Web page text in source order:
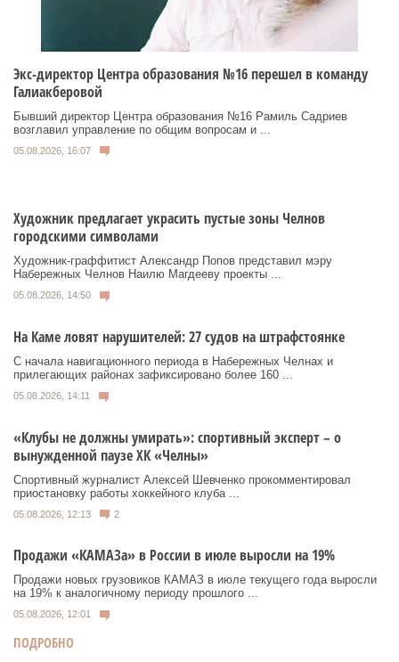
Экс-директор Центра образования №16 перешел в команду
Галиакберовой
Бывший директор Центра образования №16 Рамиль Садриев
возглавил управление по общим вопросам и ...
05.08.2026, 16:07
Художник предлагает украсить пустые зоны Челнов
городскими символами
Художник‑граффитист Александр Попов представил мэру
Набережных Челнов Наилю Магдееву проекты ...
05.08.2026, 14:50
На Каме ловят нарушителей: 27 судов на штрафстоянке
С начала навигационного периода в Набережных Челнах и
прилегающих районах зафиксировано более 160 ...
05.08.2026, 14:11
«Клубы не должны умирать»: спортивный эксперт – о
вынужденной паузе ХК «Челны»
Спортивный журналист Алексей Шевченко прокомментировал
приостановку работы хоккейного клуба ...
05.08.2026, 12:13 2
Продажи «КАМАЗа» в России в июле выросли на 19%
Продажи новых грузовиков КАМАЗ в июле текущего года выросли
на 19% к аналогичному периоду прошлого ...
05.08.2026, 12:01
ПОДРОБНО